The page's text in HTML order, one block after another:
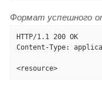
Формат успешного
HTTP/1.1 200 OK
Content-Type:
<resource>